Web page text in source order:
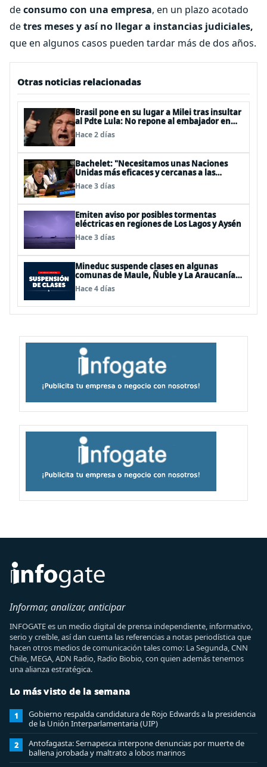
deconsumo con una empresa, en un plazo acotado
detres meses y así no llegar a instancias judiciales,
que en algunos casos pueden tardar más de dos años.
Otras noticias relacionadas
Brasil pone en su lugar a Milei tras insultar
al Pdte Lula: No repone al embajador en
BBSS y rebaja la relación bilateral
Hace 2 días
Bachelet: "Necesitamos unas Naciones
Unidas más eficaces y cercanas a las
personas"
Hace 3 días
Emiten aviso por posibles tormentas
eléctricas en regiones de Los Lagos y Aysén
Hace 3 días
Mineduc suspende clases en algunas
comunas de Maule, Ñuble y La Araucanía
para este lunes
Hace 4 días
Informar, analizar, anticipar
INFOGATE es un medio digital de prensa independiente, informativo,
serio y creíble, así dan cuenta las referencias a notas periodística que
hacen otros medios de comunicación tales como: La Segunda, CNN
Chile, MEGA, ADN Radio, Radio Biobio, con quien además tenemos
una alianza estratégica.
Lo más visto de la semana
1
Gobierno respalda candidatura de Rojo Edwards a la presidencia
de la Unión Interparlamentaria (UIP)
2
Antofagasta: Sernapesca interpone denuncias por muerte de
ballena jorobada y maltrato a lobos marinos